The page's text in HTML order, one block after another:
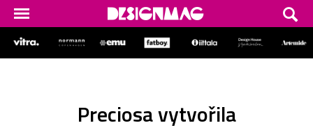
Preciosa vytvořila